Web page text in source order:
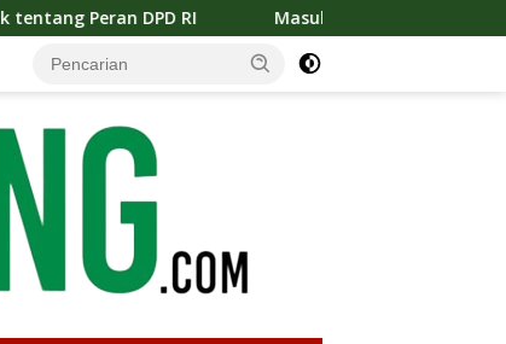
Masuknya Musim Kemarau PT Pada Idi